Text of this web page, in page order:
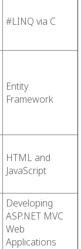
LINQ via C#
Entity
Framework
HTML and
JavaScript
Developing
ASP.NET MVC
Web
Applications